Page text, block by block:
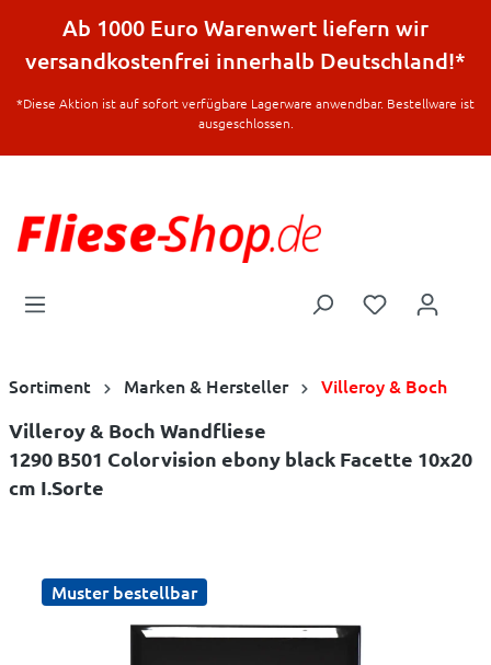
springen
Ab 1000 Euro Warenwert liefern wir
versandkostenfrei innerhalb Deutschland!*
*Diese Aktion ist auf sofort verfügbare Lagerware anwendbar. Bestellware ist
ausgeschlossen.
Sortiment Marken & Hersteller Villeroy & Boch
Villeroy & Boch Wandfliese
1290 B501 Colorvision ebony black Facette 10x20
cm I.Sorte
Muster bestellbar